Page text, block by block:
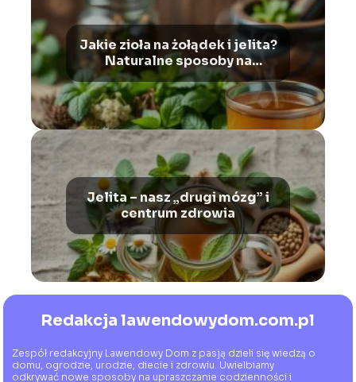
Jakie zioła na żołądek i jelita?
Naturalne sposoby na
ukojenie układu
pokarmowego
Jelita – nasz „drugi mózg” i
centrum zdrowia
Redakcja lawendowydom.com.pl
Zespół redakcyjny Lawendowy Dom z pasją dzieli się wiedzą o
domu, ogrodzie, urodzie, diecie i zdrowiu. Uwielbiamy
odkrywać nowe sposoby na upraszczanie codzienności i